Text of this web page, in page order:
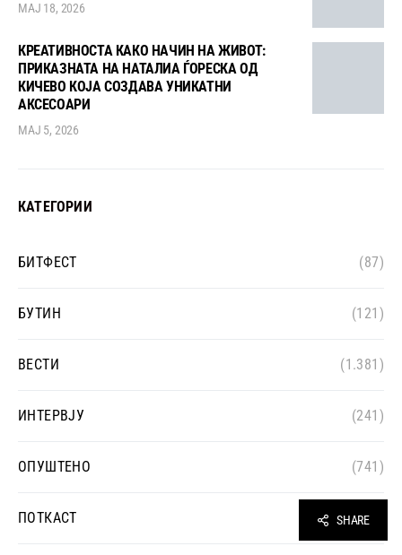
МАЈ 18, 2026
КРЕАТИВНОСТА КАКО НАЧИН НА ЖИВОТ:
ПРИКАЗНАТА НА НАТАЛИА ЃОРЕСКА ОД
КИЧЕВО КОЈА СОЗДАВА УНИКАТНИ
АКСЕСОАРИ
МАЈ 5, 2026
КАТЕГОРИИ
БИТФЕСТ (87)
БУТИН (121)
ВЕСТИ (1.381)
ИНТЕРВЈУ (241)
ОПУШТЕНО (741)
ПОТКАСТ (16)
SHARE